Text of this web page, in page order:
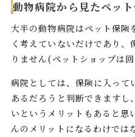
動物病院から見たペッ
大半の動物病院はペット保険
く考えていないだけであり
りません(ペットショップは
病院としては、保険に入って
あるだろうと判断できます
いというメリットもあると思
んのメリットになるわけでは